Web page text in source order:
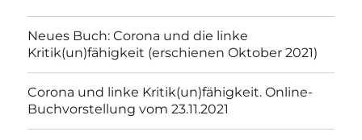
Neues Buch: Corona und die linke
Kritik(un)fähigkeit (erschienen Oktober 2021)
Corona und linke Kritik(un)fähigkeit. Online-
Buchvorstellung vom 23.11.2021